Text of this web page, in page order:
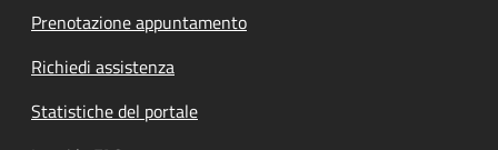
Prenotazione appuntamento
Richiedi assistenza
Statistiche del portale